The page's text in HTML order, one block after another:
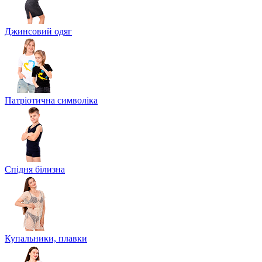
Джинсовий одяг
Патріотична символіка
Спідня білизна
Купальники, плавки